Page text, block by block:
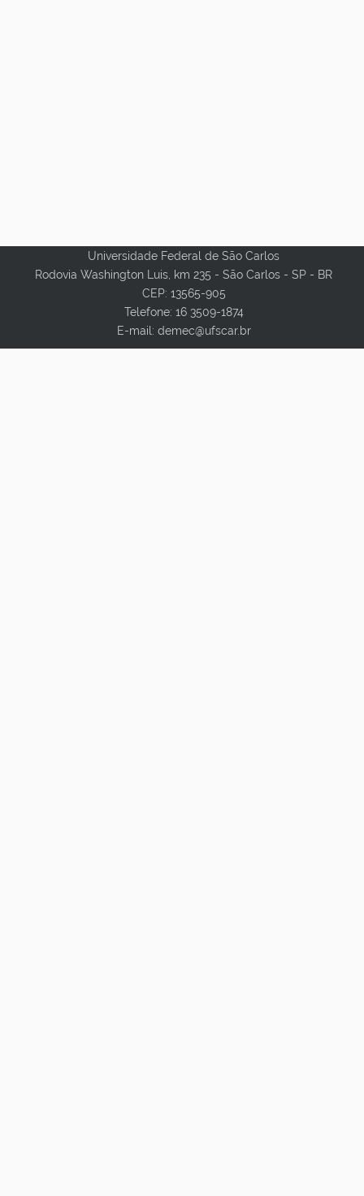
Universidade Federal de São Carlos
Rodovia Washington Luis, km 235 - São Carlos - SP - BR
CEP: 13565-905
Telefone: 16 3509-1874
E-mail: demec@ufscar.br